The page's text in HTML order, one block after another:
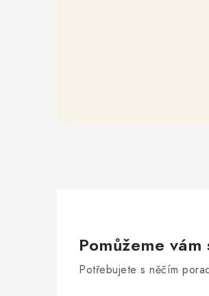
Pomůžeme
Potřebujete s něčím